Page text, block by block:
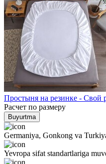
Простыня на резинке - Свой
Расчет по размеру
Buyurtma
Germaniya, Gonkong va
Yevropa sifat standartlariga